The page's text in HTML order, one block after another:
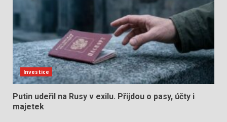
Investice
Putin udeřil na Rusy v exilu. Přijdou o pasy, účty i
majetek